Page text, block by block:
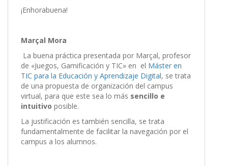
¡Enhorabuena!
Marçal Mora
La buena práctica presentada por Marçal, profesor
de «Juegos, Gamificación y TIC» en el Máster en
TIC para la Educación y Aprendizaje Digital, se trata
de una propuesta de organización del campus
virtual, para que este sea lo más sencillo e
intuitivo posible.
La justificación es también sencilla, se trata
fundamentalmente de facilitar la navegación por el
campus a los alumnos.